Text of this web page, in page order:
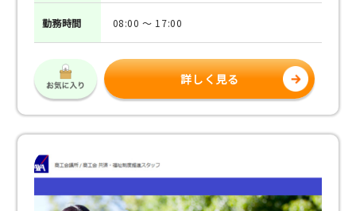
勤務時間 08:00 ～ 17:00
詳しく見る